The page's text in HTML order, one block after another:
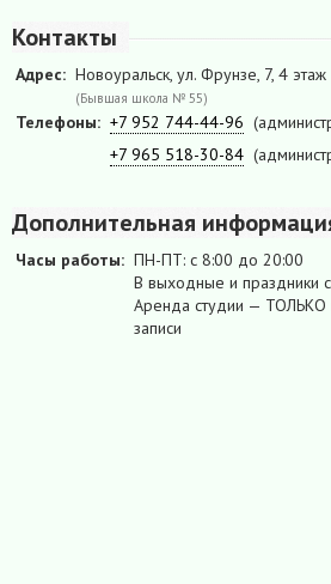
Контакты
Адрес: Новоуральск, ул. Фрунзе, 7, 4 этаж
(Бывшая школа № 55)
Телефоны: +7 952 744-44-96
+7 965 518-30-84
Дополнительная
Часы работы: ПН-ПТ: с 8:00 до 20:00
В выходные и праздники
Аренда студии — ТОЛЬКО
записи